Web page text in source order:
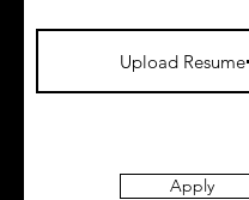
Upload Resume
Apply